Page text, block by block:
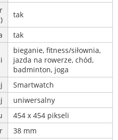
tak
tak
bieganie, fitness/siłownia,
jazda na rowerze, chód,
badminton, joga
Smartwatch
uniwersalny
454 x 454 pikseli
38 mm